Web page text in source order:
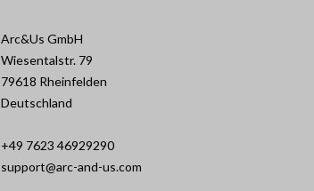
Arc&Us GmbH
Wiesentalstr. 79
79618 Rheinfelden
Deutschland
+49 7623 46929290
support@arc-and-us.com